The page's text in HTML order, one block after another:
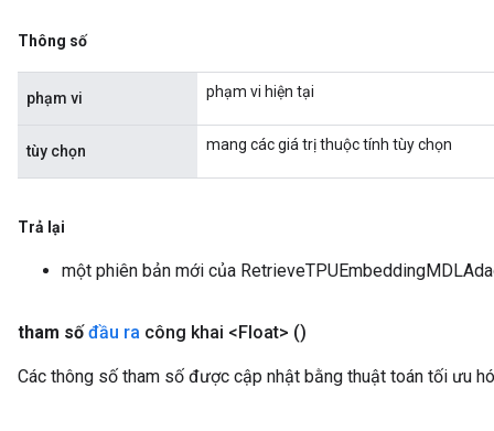
Thông số
phạm vi phạm vi hiện tại
tùy chọn mang các giá trị thuộc tính tùy chọn
Trả lại
một phiên bản mới của
tham số đầu ra công khai <Float> ()
Các thông số tham số được cập nhật bằng thuật toán tối ưu